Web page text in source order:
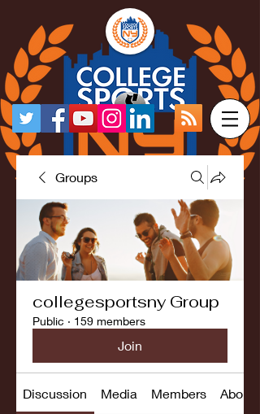
Groups
collegesportsny Group
Public · 159 members
Join
Discussion Media Members About